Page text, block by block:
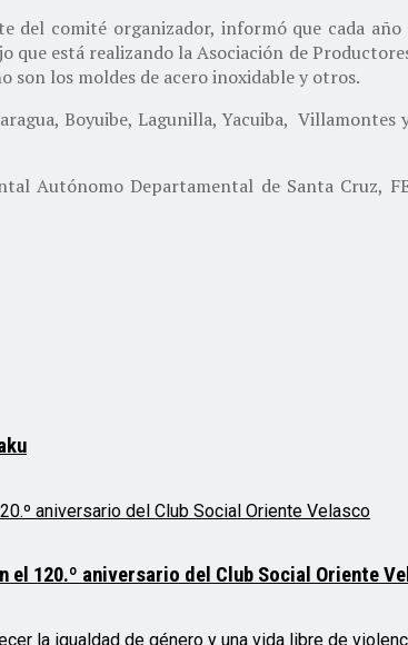
comité organizador, informó que cada
que está realizando la Asociación de
son los moldes de acero inoxidable y otros.
Boyuibe, Lagunilla, Yacuiba,
Autónomo Departamental de Santa Cruz,
el 120.º aniversario del Club Social Oriente